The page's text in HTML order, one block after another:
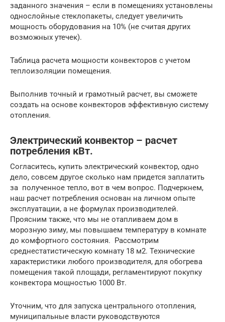
заданного значения – если в помещениях установлены
однослойные стеклопакеты, следует увеличить
мощность оборудования на 10% (не считая других
возможных утечек).
Таблица расчета мощности конвекторов с учетом
теплоизоляции помещения.
Выполнив точный и грамотный расчет, вы сможете
создать на основе конвекторов эффективную систему
отопления.
Электрический конвектор – расчет
потребления кВт.
Согласитесь, купить электрический конвектор, одно
дело, совсем другое сколько нам придется заплатить
за полученное тепло, вот в чем вопрос. Подчеркнем,
наш расчет потребления основан на личном опыте
эксплуатации, а не формулах производителей.
Проясним также, что мы не отапливаем дом в
морозную зиму, мы повышаем температуру в комнате
до комфортного состояния. Рассмотрим
среднестатистическую комнату 18 м2. Технические
характеристики любого производителя, для обогрева
помещения такой площади, регламентируют покупку
конвектора мощностью 1000 Вт.
Уточним, что для запуска центрального отопления,
муниципальные власти руководствуются